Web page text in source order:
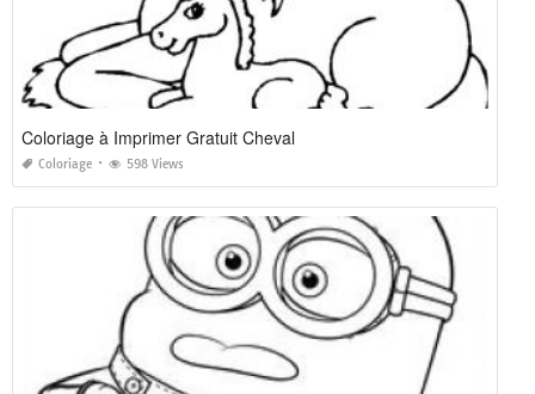
Coloriage à Imprimer Gratuit Cheval
Coloriage 598 Views